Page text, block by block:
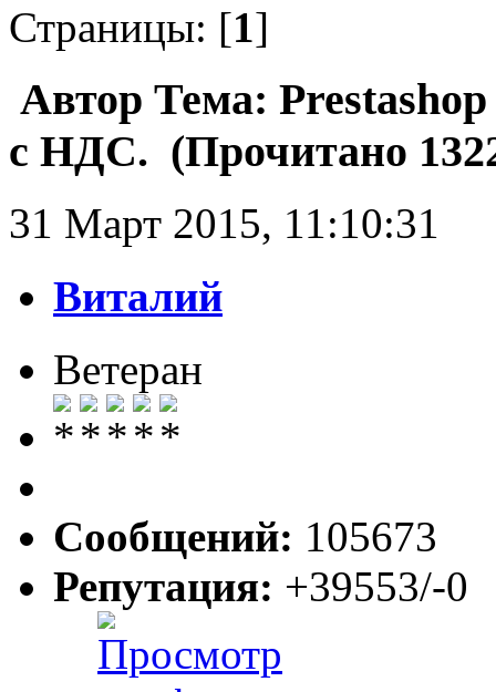
Страницы: [1]
Автор Тема:
с НДС. (Прочитано
31 Март 2015, 11:10:31
Виталий
Ветеран
Сообщений: 105673
Репутация: +39553/-0